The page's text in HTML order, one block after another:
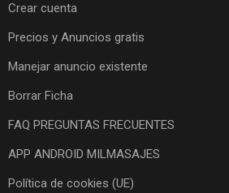
Crear cuenta
Precios y Anuncios gratis
Manejar anuncio existente
Borrar Ficha
FAQ PREGUNTAS FRECUENTES
APP ANDROID MILMASAJES
Política de cookies (UE)